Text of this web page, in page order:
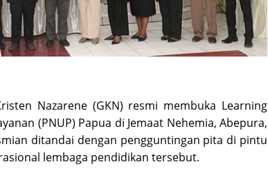
Nazarene (GKN) resmi membuka Learning
(PNUP) Papua di Jemaat Nehemia, Abepura,
ditandai dengan pengguntingan pita di pintu
lembaga pendidikan tersebut.